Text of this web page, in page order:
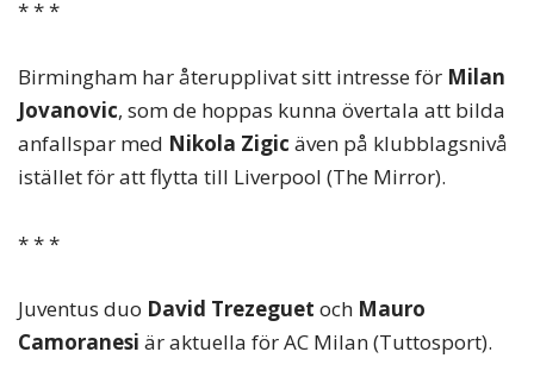
* * *
Birmingham har återupplivat sitt intresse för Milan
Jovanovic, som de hoppas kunna övertala att bilda
anfallspar med Nikola Zigic även på klubblagsnivå
istället för att flytta till Liverpool (The Mirror).
* * *
Juventus duo David Trezeguet och Mauro
Camoranesi är aktuella för AC Milan (Tuttosport).